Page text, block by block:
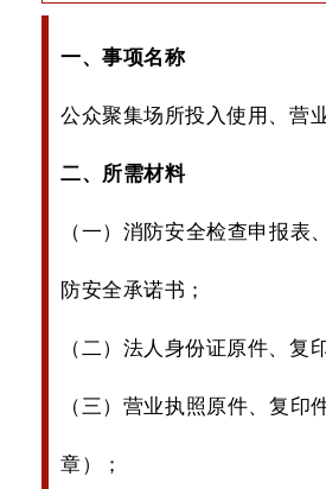
一、事项名称
公众聚集场所投入使用、营
二、所需材料
（一）消防安全检查申报表
防安全承诺书；
（二）法人身份证原件、复
（三）营业执照原件、复印
章）；